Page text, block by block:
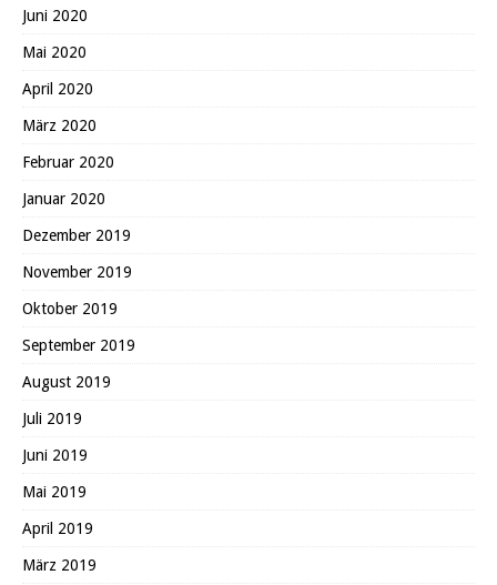
Juni 2020
Mai 2020
April 2020
März 2020
Februar 2020
Januar 2020
Dezember 2019
November 2019
Oktober 2019
September 2019
August 2019
Juli 2019
Juni 2019
Mai 2019
April 2019
März 2019